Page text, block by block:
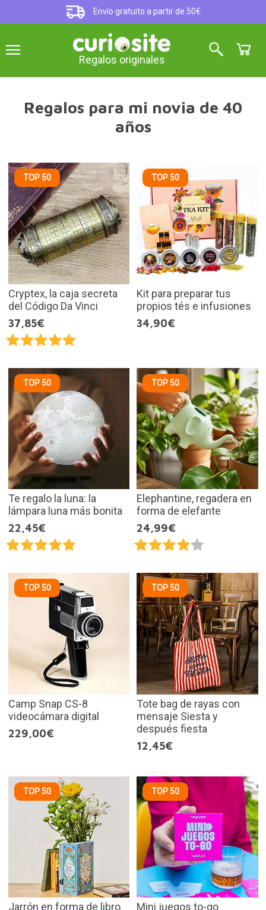
Envío gratuito a partir de 50€
Regalos originales
Regalos para mi novia de 40
años
TOP 50
Cryptex, la caja secreta
del Código Da Vinci
37,85€
TOP 50
Kit para preparar tus
propios tés e infusiones
34,90€
TOP 50
Te regalo la luna: la
lámpara luna más bonita
22,45€
TOP 50
Elephantine, regadera en
forma de elefante
24,99€
TOP 50
Camp Snap CS-8
videocámara digital
229,00€
TOP 50
Tote bag de rayas con
mensaje Siesta y
después fiesta
12,45€
TOP 50
Jarrón en forma de libro
TOP 50
Mini juegos to-go